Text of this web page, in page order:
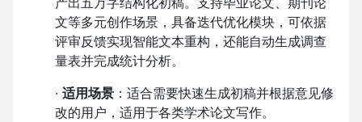
文等多元创作场景，具备迭代优化模块，可依据
评审反馈实现智能文本重构，还能自动生成调查
量表并完成统计分析。
· 适用场景 ：适合需要快速生成初稿并根据意见修
改的用户，适用于各类学术论文写作。